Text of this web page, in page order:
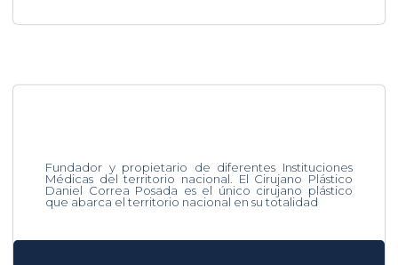
Fundador y propietario de diferentes Instituciones
Médicas del territorio nacional. El Cirujano Plástico
Daniel Correa Posada es el único cirujano plástico
que abarca el territorio nacional en su totalidad